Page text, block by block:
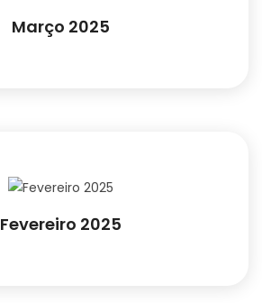
Março 2025
Fevereiro 2025